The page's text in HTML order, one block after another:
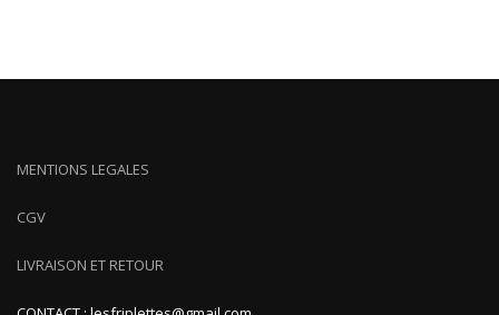
MENTIONS LEGALES
CGV
LIVRAISON ET RETOUR